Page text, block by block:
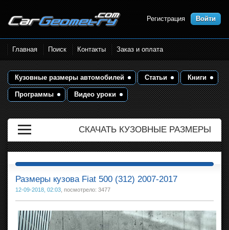
Размеры кузова автомобилей.
Контрольные точки и кузовные
размеры. Геометрия кузова
Регистрация Войти
Главная Поиск Контакты Заказ и оплата
Кузовные размеры автомобилей Статьи Книги
Программы Видео уроки
СКАЧАТЬ КУЗОВНЫЕ РАЗМЕРЫ
Размеры кузова Fiat 500 (312) 2007-2017
12-09-2018, 02:03 , посмотрело: 3477